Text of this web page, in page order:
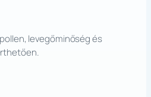
levegőminőség és